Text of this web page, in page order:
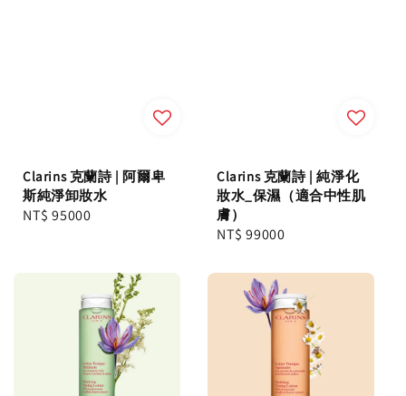
Clarins 克蘭詩 | 阿爾卑
斯純淨卸妝水
Regular
NT$ 95000
Clarins 克蘭詩 | 純淨化
妝水_保濕（適合中性肌
膚）
Regular
NT$ 99000